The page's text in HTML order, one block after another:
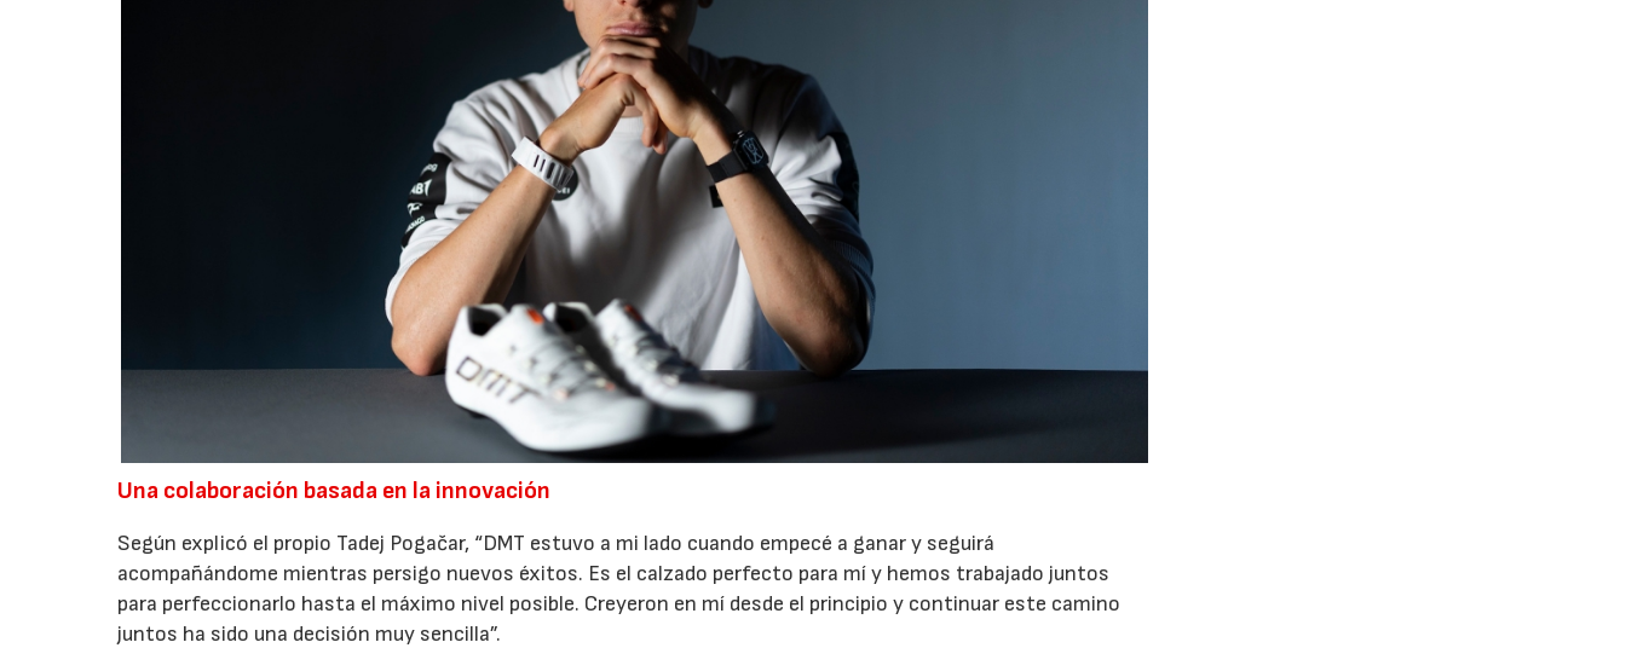
Una colaboración basada en la innovación
Según explicó el propio Tadej Pogačar, “DMT estuvo a mi lado cuando empecé a ganar y seguirá
acompañándome mientras persigo nuevos éxitos. Es el calzado perfecto para mí y hemos trabajado juntos
para perfeccionarlo hasta el máximo nivel posible. Creyeron en mí desde el principio y continuar este camino
juntos ha sido una decisión muy sencilla”.